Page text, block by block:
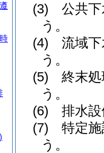
(3)
公共
う。
(4)
流域
う。
(5)
終末
う。
(6)
排水
(7)
特定
う。